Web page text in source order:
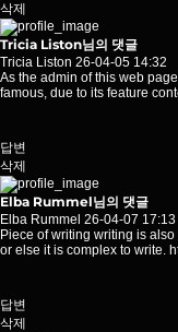
삭제
Tricia Liston님의 댓글
Tricia Liston 26-04-05 14:32
As the admin of this web
famous, due to its feature
답변
삭제
Elba Rummel님의 댓글
Elba Rummel 26-04-07 17:13
Piece of writing writing is
or else it is complex to write.
답변
삭제